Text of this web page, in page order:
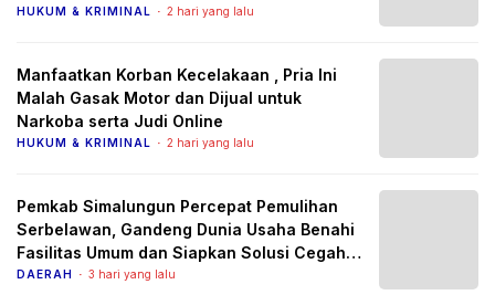
HUKUM & KRIMINAL 2 hari yang lalu
Manfaatkan Korban Kecelakaan , Pria Ini
Malah Gasak Motor dan Dijual untuk
Narkoba serta Judi Online
HUKUM & KRIMINAL 2 hari yang lalu
Pemkab Simalungun Percepat Pemulihan
Serbelawan, Gandeng Dunia Usaha Benahi
Fasilitas Umum dan Siapkan Solusi Cegah
Banjir Berulang
DAERAH 3 hari yang lalu